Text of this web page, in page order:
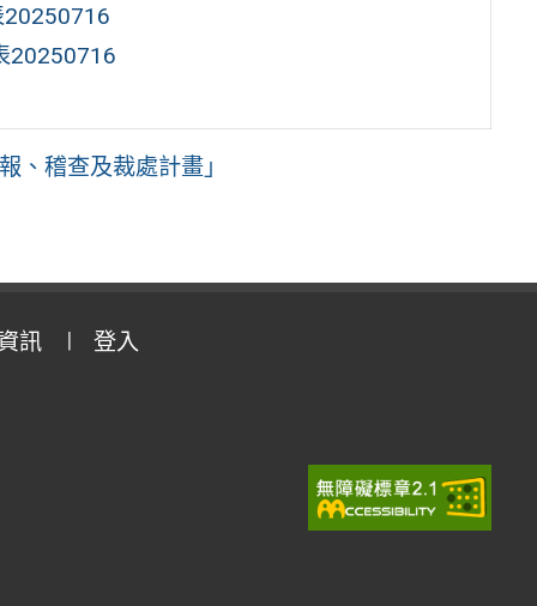
20250716
20250716
、稽查及裁處計畫」
訊 登入